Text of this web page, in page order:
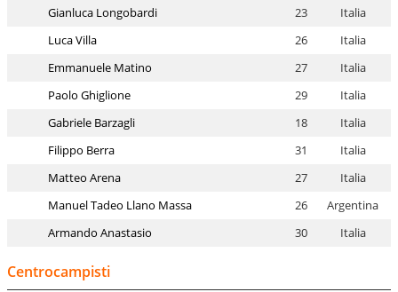
Gianluca Longobardi
23
Italia
Luca Villa
26
Italia
Emmanuele Matino
27
Italia
Paolo Ghiglione
29
Italia
Gabriele Barzagli
18
Italia
Filippo Berra
31
Italia
Matteo Arena
27
Italia
Manuel Tadeo Llano Massa
26
Argentina
Armando Anastasio
30 Italia
Centrocampisti